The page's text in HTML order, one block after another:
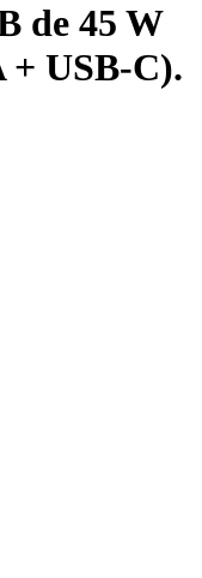
de 45 W
+ USB-C).